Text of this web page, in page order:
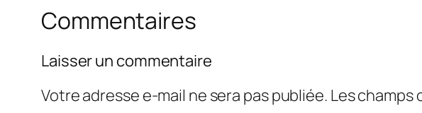
Commentaires
Laisser un commentaire
Votre adresse e-mail ne sera pas publiée. Les champs